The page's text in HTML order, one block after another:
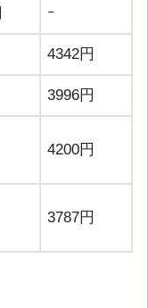
ｰ
4342円
3996円
4200円
3787円